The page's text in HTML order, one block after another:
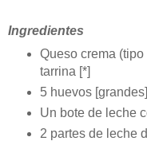
Ingredientes
Queso crema
tarrina [*]
5 huevos
Un bote de leche
2 partes de leche